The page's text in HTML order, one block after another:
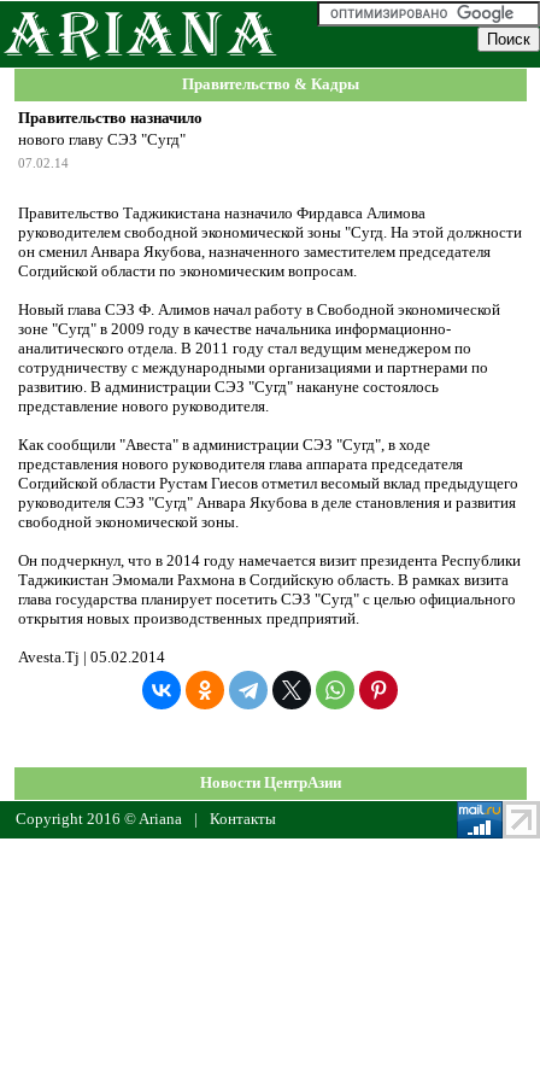
Правительство & Кадры
Правительство назначило
нового главу СЭЗ "Сугд"
07.02.14
Правительство Таджикистана назначило Фирдавса Алимова
руководителем свободной экономической зоны "Сугд. На этой должности
он сменил Анвара Якубова, назначенного заместителем председателя
Согдийской области по экономическим вопросам.
Новый глава СЭЗ Ф. Алимов начал работу в Свободной экономической
зоне "Сугд" в 2009 году в качестве начальника информационно-
аналитического отдела. В 2011 году стал ведущим менеджером по
сотрудничеству с международными организациями и партнерами по
развитию. В администрации СЭЗ "Сугд" накануне состоялось
представление нового руководителя.
Как сообщили "Авеста" в администрации СЭЗ "Сугд", в ходе
представления нового руководителя глава аппарата председателя
Согдийской области Рустам Гиесов отметил весомый вклад предыдущего
руководителя СЭЗ "Сугд" Анвара Якубова в деле становления и развития
свободной экономической зоны.
Он подчеркнул, что в 2014 году намечается визит президента Республики
Таджикистан Эмомали Рахмона в Согдийскую область. В рамках визита
глава государства планирует посетить СЭЗ "Сугд" с целью официального
открытия новых производственных предприятий.
Avesta.Tj | 05.02.2014
Новости ЦентрАзии
Copyright 2016 © Ariana
| Контакты